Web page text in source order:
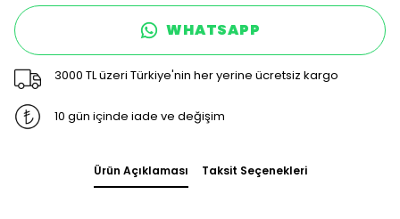
WHATSAPP
3000 TL üzeri Türkiye'nin her yerine ücretsiz kargo
10 gün içinde iade ve değişim
Ürün Açıklaması Taksit Seçenekleri